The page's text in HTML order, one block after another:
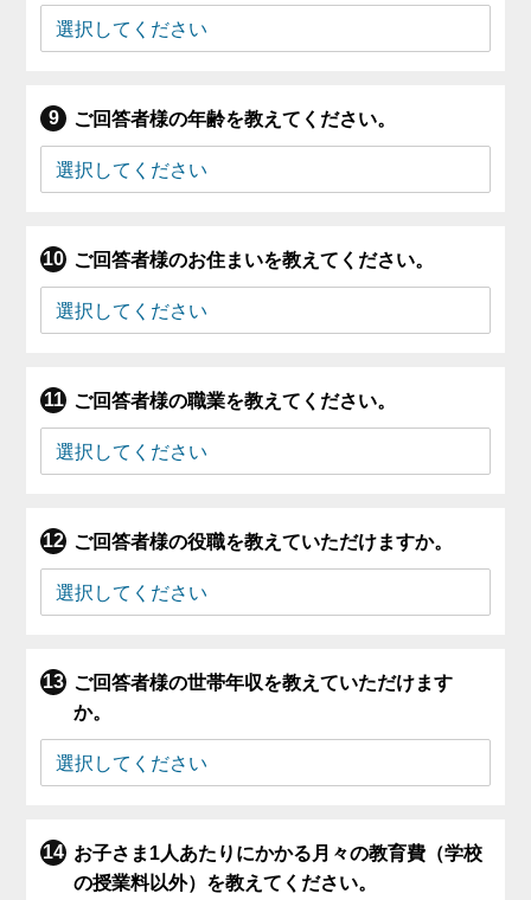
ご回答者様の年齢を教えてください。
ご回答者様のお住まいを教えてください。
ご回答者様の職業を教えてください。
ご回答者様の役職を教えていただけますか。
ご回答者様の世帯年収を教えていただけます
か。
お子さま1人あたりにかかる月々の教育費（学校
の授業料以外）を教えてください。